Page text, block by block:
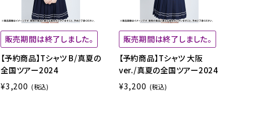
販売期間は終了しました。
【予約商品】Tシャツ B/真夏の
全国ツアー2024
¥3,200 (税込)
販売期間は終了しました。
【予約商品】Tシャツ 大阪
ver./真夏の全国ツアー2024
¥3,200 (税込)